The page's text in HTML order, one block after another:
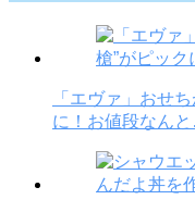
「エヴァ」おせ
に！お値段なん